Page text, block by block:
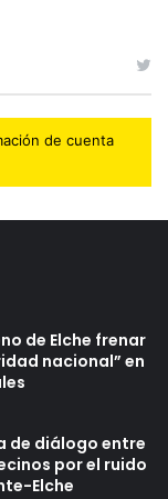
de cuenta
de Elche frenar
nacional” en
de diálogo entre
por el ruido
Elche